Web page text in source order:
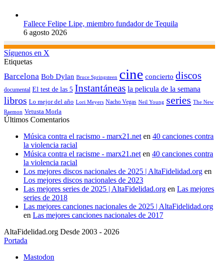
Fallece Felipe Lipe, miembro fundador de Tequila
6 agosto 2026
Síguenos en X
Etiquetas
Barcelona Bob Dylan Bruce Springsteen cine concierto discos
documental El test de las 5 Instantáneas la pelicula de la semana
libros Lo mejor del año Lori Meyers Nacho Vegas Neil Young series The New
Raemon Vetusta Morla
Últimos Comentarios
Música contra el racismo - marx21.neten 40 canciones contra
la violencia racial
Música contra el racisme - marx21.neten 40 canciones contra
la violencia racial
Los mejores discos nacionales de 2025 | AltaFidelidad.org en
Los mejores discos nacionales de 2023
Las mejores series de 2025 | AltaFidelidad.org en Las mejores
series de 2018
Las mejores canciones nacionales de 2025 | AltaFidelidad.org
en Las mejores canciones nacionales de 2017
AltaFidelidad.org Desde 2003 - 2026
Portada
Mastodon